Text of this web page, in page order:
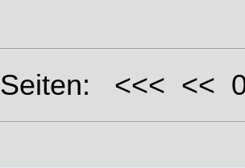
Seiten: <<< <<